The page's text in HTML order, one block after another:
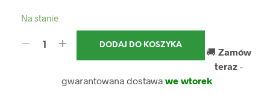
Na stanie
DODAJ DO KOSZYKA
🚚 Zamów
teraz-
gwarantowana dostawa we wtorek